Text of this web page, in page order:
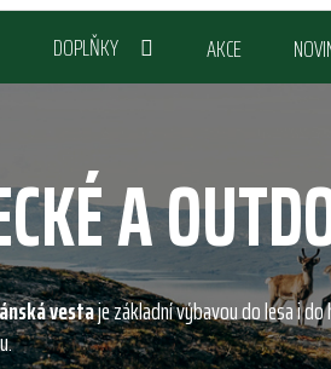
DOPLŇKY AKCE
A
vestaje základní výbavou do lesa i